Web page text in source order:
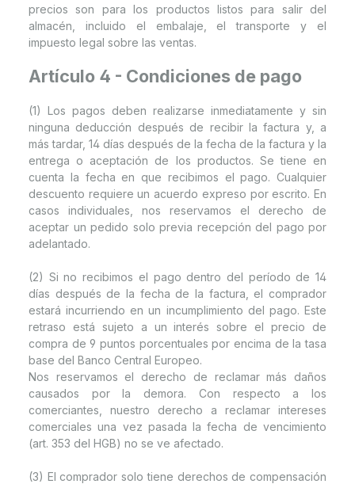
precios son para los productos listos para salir del
almacén, incluido el embalaje, el transporte y el
impuesto legal sobre las ventas.
Artículo 4 - Condiciones de pago
(1) Los pagos deben realizarse inmediatamente y sin
ninguna deducción después de recibir la factura y, a
más tardar, 14 días después de la fecha de la factura y la
entrega o aceptación de los productos. Se tiene en
cuenta la fecha en que recibimos el pago. Cualquier
descuento requiere un acuerdo expreso por escrito. En
casos individuales, nos reservamos el derecho de
aceptar un pedido solo previa recepción del pago por
adelantado.
(2) Si no recibimos el pago dentro del período de 14
días después de la fecha de la factura, el comprador
estará incurriendo en un incumplimiento del pago. Este
retraso está sujeto a un interés sobre el precio de
compra de 9 puntos porcentuales por encima de la tasa
base del Banco Central Europeo.
Nos reservamos el derecho de reclamar más daños
causados por la demora. Con respecto a los
comerciantes, nuestro derecho a reclamar intereses
comerciales una vez pasada la fecha de vencimiento
(art. 353 del HGB) no se ve afectado.
(3) El comprador solo tiene derechos de compensación